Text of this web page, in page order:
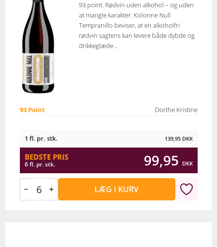
93 point. Rødvin uden alkohol – og uden
at mangle karakter. Kolonne Null
Tempranillo beviser, at en alkoholfri
rødvin sagtens kan levere både dybde og
drikkeglæde...
93 Point Dorthe Kristine
1 fl. pr. stk. 139,95 DKK
BEDSTE PRIS
6 fl. pr. stk. 99,95 DKK
LÆG I KURV